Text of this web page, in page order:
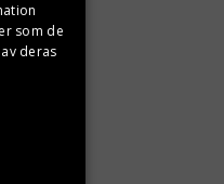
som de
deras